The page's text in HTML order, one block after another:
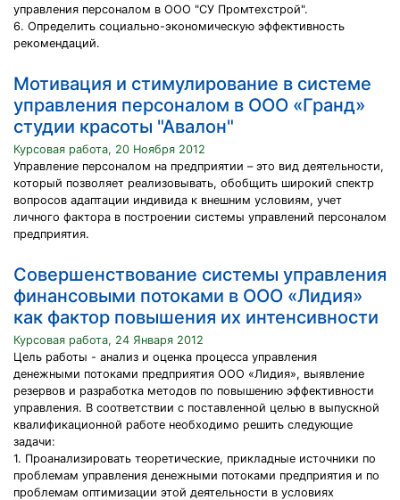
управления персоналом в ООО "СУ Промтехстрой".
6. Определить социально-экономическую эффективность
рекомендаций.
Мотивация и стимулирование в системе
управления персоналом в ООО «Гранд»
студии красоты "Авалон"
Курсовая работа, 20 Ноября 2012
Управление персоналом на предприятии – это вид деятельности,
который позволяет реализовывать, обобщить широкий спектр
вопросов адаптации индивида к внешним условиям, учет
личного фактора в построении системы управлений персоналом
предприятия.
Совершенствование системы управления
финансовыми потоками в ООО «Лидия»
как фактор повышения их интенсивности
Курсовая работа, 24 Января 2012
Цель работы - анализ и оценка процесса управления
денежными потоками предприятия ООО «Лидия», выявление
резервов и разработка методов по повышению эффективности
управления. В соответствии с поставленной целью в выпускной
квалификационной работе необходимо решить следующие
задачи:
1. Проанализировать теоретические, прикладные источники по
проблемам управления денежными потоками предприятия и по
проблемам оптимизации этой деятельности в условиях